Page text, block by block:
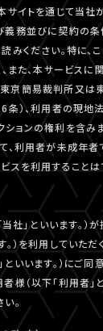
サイトを通じて当
義務並びに契約の
みください。特に、
また、本サービス
京簡易裁判所又は
条）、利用者の現地
ョンの権利を含み
、利用者が未成年
スを利用すること
」といいます。）
。）を利用していただ
といいます。）にご
様（以下「利用者」
。